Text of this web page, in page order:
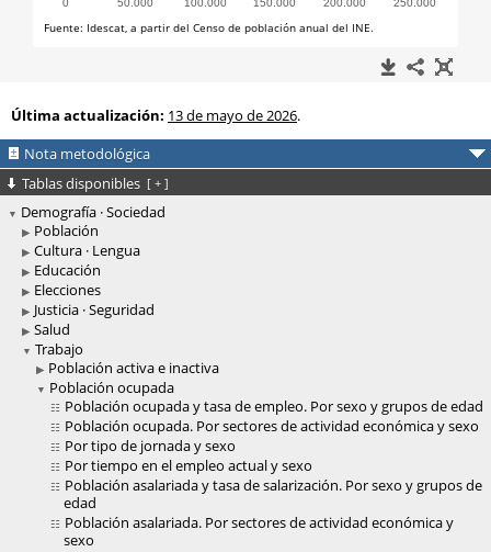
Última actualización: 13 de mayo de 2026.
Nota metodológica
Tablas disponibles [ + ]
Demografía · Sociedad
Población
Cultura · Lengua
Educación
Elecciones
Justicia · Seguridad
Salud
Trabajo
Población activa e inactiva
Población ocupada
Población ocupada y tasa de empleo. Por sexo y grupos de edad
Población ocupada. Por sectores de actividad económica y sexo
Por tipo de jornada y sexo
Por tiempo en el empleo actual y sexo
Población asalariada y tasa de salarización. Por sexo y grupos de
edad
Población asalariada. Por sectores de actividad económica y
sexo